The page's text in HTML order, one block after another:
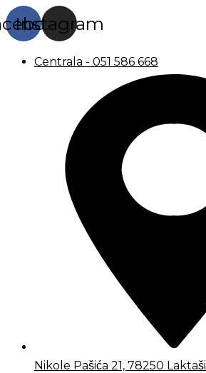
Instagram
Centrala - 051 586 668
Nikole Pašića 21, 78250 Laktaši